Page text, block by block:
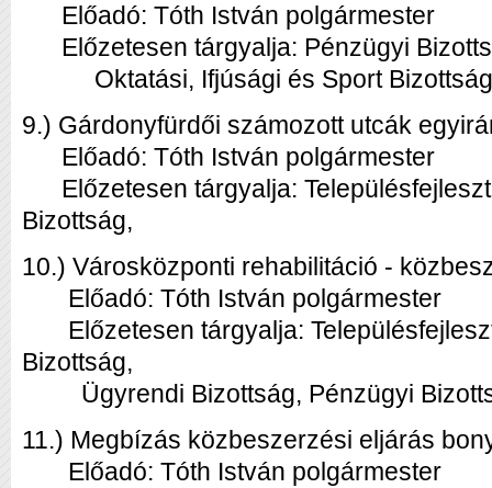
Előadó: Tóth István polgármester
Előzetesen tárgyalja: Pénzügyi
Oktatási, Ifjúsági és Sport Bizottság
9.) Gárdonyfürdői számozott utcák
Előadó: Tóth István polgármester
Előzetesen tárgyalja:
Bizottság,
10.) Városközponti rehabilitáció -
Előadó: Tóth István polgármester
Előzetesen tárgyalja:
Bizottság,
Ügyrendi Bizottság, Pénzügyi
11.) Megbízás közbeszerzési eljárás
Előadó: Tóth István polgármester